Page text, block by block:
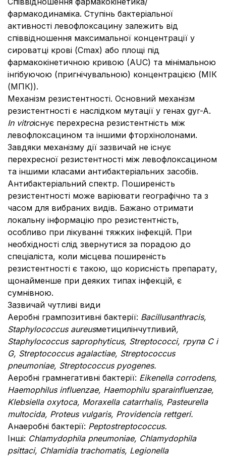
фармакодинаміка. Ступінь бактеріальної
активності левофлоксацину залежить від
співвідношення максимальної концентрації у
сироватці крові (Сmax) або площі під
фармакокінетичною кривою (АUC) та мінімальною
інгібуючою (пригнічувальною) концентрацією (МІК
(МПК)).
Механізм резистентності. Основний механізм
резистентності є наслідком мутації у генах gyr-A.
In vitroіснує перехресна резистентність між
левофлоксацином та іншими фторхінолонами.
Завдяки механізму дії зазвичай не існує
перехресної резистентності між левофлоксацином
та іншими класами антибактеріальних засобів.
Антибактеріальний спектр. Поширеність
резистентності може варіювати географічно та з
часом для вибраних видів. Бажано отримати
локальну інформацію про резистентність,
особливо при лікуванні тяжких інфекцій. При
необхідності слід звернутися за порадою до
спеціаліста, коли місцева поширеність
резистентності є такою, що корисність препарату,
щонайменше при деяких типах інфекцій, є
сумнівною.
Зазвичай чутливі види
Аеробні грампозитивні бактерії: Bacillusanthracis,
Staphylococcus aureusметицилінчутливий,
Staphylococcus saprophyticus, Streptococci, група С і
G, Streptococcus agalactiae, Streptococcus
pneumoniae, Streptococcus pyogenes.
Аеробні грамнегативні бактерії: Eikenella corrodens,
Haemophilus influenzae, Haemophilu sparainfluenzae,
Klebsiella oxytoca, Moraxella catarrhalis, Pasteurella
multocida, Proteus vulgaris, Providencia rettgeri.
Анаеробні бактерії: Peptostreptococcus.
Інші: Chlamydophila pneumoniae, Chlamydophila
psittaci, Chlamidia trachomatis, Legionella